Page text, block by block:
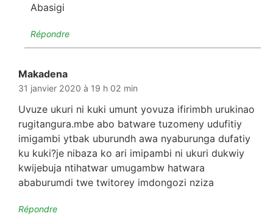
Abasigi
Répondre
Makadena
31 janvier 2020 à 19 h 02 min
Uvuze ukuri ni kuki umunt yovuza ifirimbh urukinao
rugitangura.mbe abo batware tuzomeny udufitiy
imigambi ytbak uburundh awa nyaburunga dufatiy
ku kuki?je nibaza ko ari imipambi ni ukuri dukwiy
kwijebuja ntihatwar umugambw hatwara
ababurumdi twe twitorey imdongozi nziza
Répondre